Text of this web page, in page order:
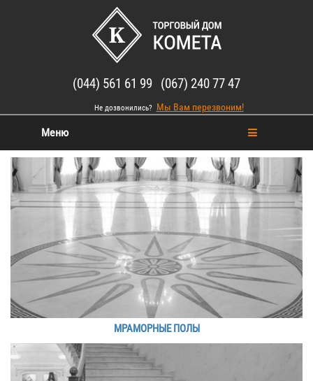
(044) 561 61 99 (067) 240 77 47
Не дозвонились? Мы Вам перезвоним!
Меню
МРАМОРНЫЕ ПОЛЫ